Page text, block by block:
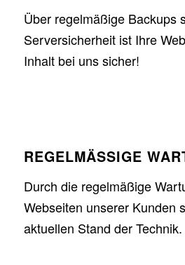
Über regelmäßige Backups
Serversicherheit ist Ihre
Inhalt bei uns sicher!
REGELMÄSSIGE
Durch die regelmäßige
Webseiten unserer Kunden
aktuellen Stand der Technik.